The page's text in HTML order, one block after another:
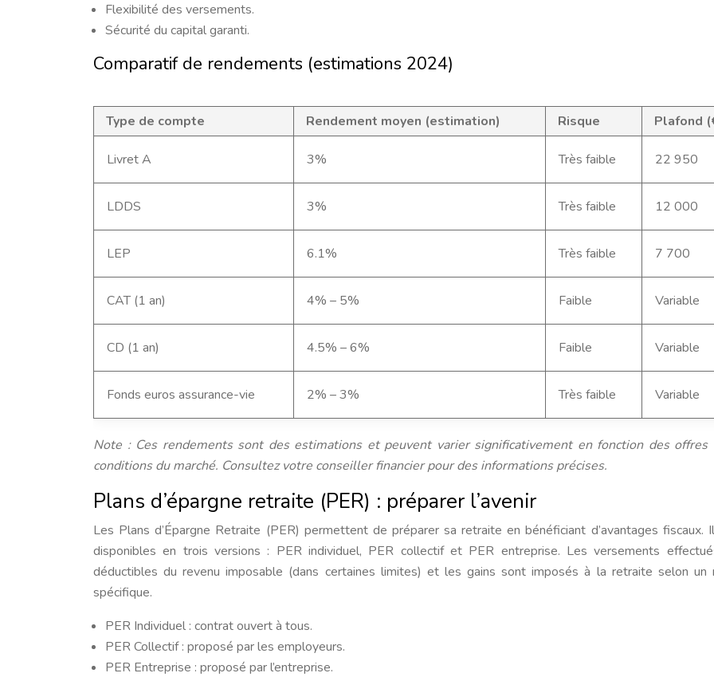
Flexibilité des versements.
Sécurité du capital garanti.
Comparatif de rendements (estimations 2024)
Type de compte Rendement moyen (estimation) Risque Plafond
Livret A 3% Très faible 22 950
LDDS 3% Très faible 12 000
LEP 6.1% Très faible 7 700
CAT (1 an) 4% – 5% Faible Variable
CD (1 an) 4.5% – 6% Faible Variable
Fonds euros assurance-vie 2% – 3% Très faible Variable
Note : Ces rendements sont des estimations et peuvent varier significativement en fonction des offres
conditions du marché. Consultez votre conseiller financier pour des informations précises.
Plans d’épargne retraite (PER) : préparer l’avenir
Les Plans d’Épargne Retraite (PER) permettent de préparer sa retraite en bénéficiant d’avantages fiscaux.
disponibles en trois versions : PER individuel, PER collectif et PER entreprise. Les versements
déductibles du revenu imposable (dans certaines limites) et les gains sont imposés à la retraite selon un
spécifique.
PER Individuel : contrat ouvert à tous.
PER Collectif : proposé par les employeurs.
PER Entreprise : proposé par l’entreprise.